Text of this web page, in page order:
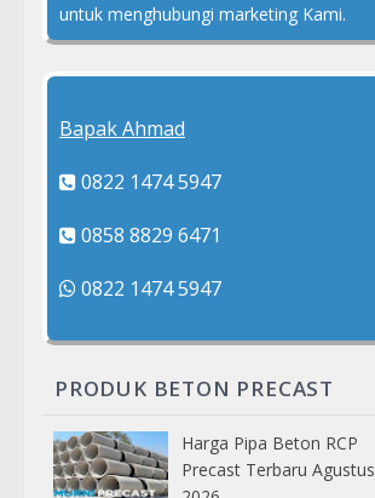
untuk menghubungi marketing Kami.
Bapak Ahmad
0822 1474 5947
0858 8829 6471
0822 1474 5947
PRODUK BETON PRECAST
Harga Pipa Beton RCP
Precast Terbaru Agustus